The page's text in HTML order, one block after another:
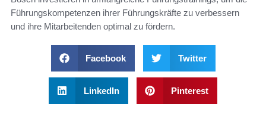
Führungskompetenzen ihrer Führungskräfte zu verbessern
und ihre Mitarbeitenden optimal zu fördern.
Facebook Twitter
LinkedIn Pinterest